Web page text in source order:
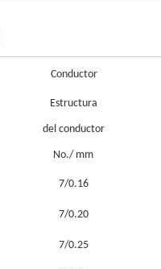
Conductor
Estructura
del conductor
No./ mm
7/0.16
7/0.20
7/0.25